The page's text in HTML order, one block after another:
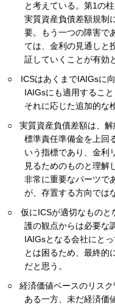
と考えている。第1の
実質資産負債差額規制
要。もう一つの障害で
ては、金利の見通しと
証していくことが有効
ICSはあくまでIAIGsに向
IAIGsにも適用するこ
それに応じた追加的な
実質資産負債差額は、解
標準責任準備金を上回
いう指標であり、金利
見るためのものと理解
非常に重要なパーツで
が、存置する方向では
仮にICSが適切なものと
護の観点からは必要な
IAIGsとなる会社にと
とは困るため、最終的
だと思う。
経済価値ベースのリスク
ある一方、未だ経済価